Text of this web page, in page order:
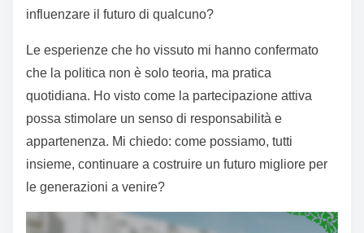
influenzare il futuro di qualcuno?
Le esperienze che ho vissuto mi hanno confermato
che la politica non è solo teoria, ma pratica
quotidiana. Ho visto come la partecipazione attiva
possa stimolare un senso di responsabilità e
appartenenza. Mi chiedo: come possiamo, tutti
insieme, continuare a costruire un futuro migliore per
le generazioni a venire?